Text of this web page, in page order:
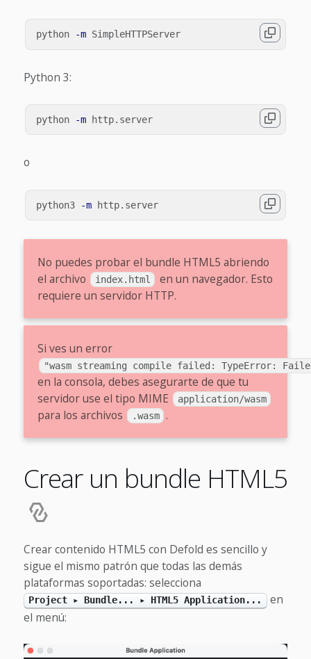
python -m
Python 3:
python -m
o
python3 -m
No puedes probar el bundle HTML5 abriendo
el archivo
index.html
en un navegador. Esto
requiere un servidor HTTP.
Si ves un error
"wasm streaming compile failed: TypeError:
en la consola, debes asegurarte de que tu
servidor use el tipo MIME
application/wasm
para los archivos .wasm .
Crear un bundle HTML5
Crear contenido HTML5 con Defold es sencillo y
sigue el mismo patrón que todas las demás
plataformas soportadas: selecciona
Project ▸ Bundle... ▸ HTML5 Application...
en
el menú: